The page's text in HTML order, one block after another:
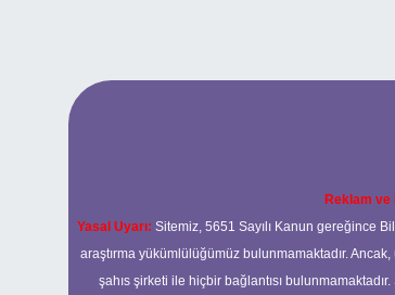
Reklam ve
Yasal Uyarı: Sitemiz, 5651 Sayılı Kanun gereğince
araştırma yükümlülüğümüz bulunmamaktadır.
şahıs şirketi ile hiçbir bağlantısı